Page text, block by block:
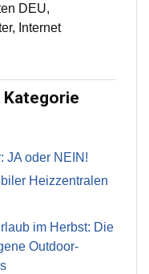
DEU,
Internet
JA oder NEIN!
Heizzentralen
im Herbst: Die
Outdoor-